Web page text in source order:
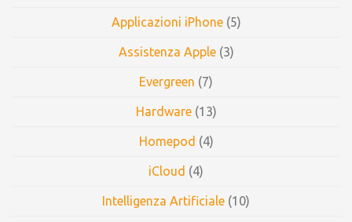
Applicazioni iPhone(5)
Assistenza Apple(3)
Evergreen (7)
Hardware(13)
Homepod (4)
iCloud (4)
Intelligenza Artificiale (10)